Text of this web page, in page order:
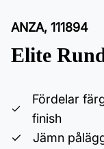
ANZA, 111894
Elite
Fördelar
finish
Jämn